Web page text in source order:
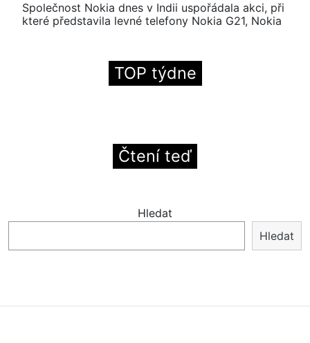
Společnost Nokia dnes v Indii uspořádala akci, při
které představila levné telefony Nokia G21, Nokia
TOP týdne
Čtení teď
Hledat
Hledat